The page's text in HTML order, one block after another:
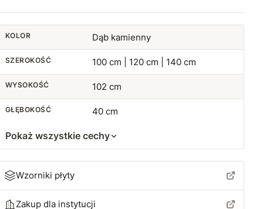
120 cm
125 cm +310 zł
130 cm
135 cm
140 cm
145 cm +460 zł
150 cm +520 zł
KOLOR Dąb kamienny
SZEROKOŚĆ 100 cm | 120 cm | 140 cm
WYSOKOŚĆ 102 cm
GŁĘBOKOŚĆ 40 cm
Pokaż wszystkie cechy
Wzorniki płyty
Zakup dla instytucji